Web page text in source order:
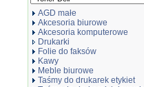
AGD małe
Akcesoria biurowe
Akcesoria komputerowe
Drukarki
Folie do faksów
Kawy
Meble biurowe
Taśmy do drukarek etykiet